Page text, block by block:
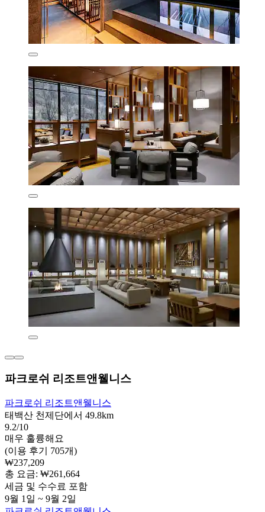
파크로쉬 리조트앤웰니스
파크로쉬 리조트앤웰니스
태백산 천제단에서 49.8km
9.2/10
매우 훌륭해요
(이용 후기 705개)
₩237,209
총 요금: ₩261,664
세금 및 수수료 포함
9월 1일 ~ 9월 2일